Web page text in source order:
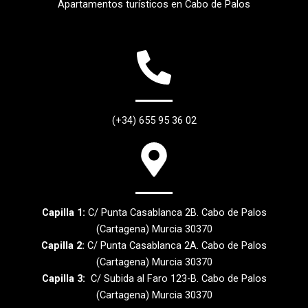
Apartamentos turísticos en Cabo de Palos
(+34) 655 95 36 02
Capilla 1: C/ Punta Casablanca 2B. Cabo de Palos
(Cartagena) Murcia 30370
Capilla 2: C/ Punta Casablanca 2A. Cabo de Palos
(Cartagena) Murcia 30370
Capilla 3: C/ Subida al Faro 123-B. Cabo de Palos
(Cartagena) Murcia 30370